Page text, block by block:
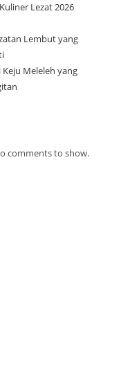
Lezat 2026
Lembut yang
Keju Meleleh yang
comments to show.